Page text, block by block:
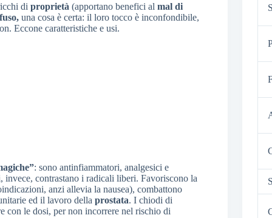
di proprietà (apportano benefici al mal di
una cosa è certa: il loro tocco è inconfondibile,
Eccone caratteristiche e usi.
: sono antinfiammatori, analgesici e
contrastano i radicali liberi. Favoriscono la
anzi allevia la nausea), combattono
ed il lavoro della prostata. I chiodi di
con le dosi, per non incorrere nel rischio di